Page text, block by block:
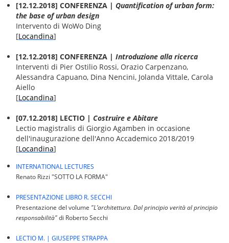
[12.12.2018] CONFERENZA | Quantification of urban form:
the base of urban design
Intervento di WoWo Ding
[Locandina]
[12.12.2018] CONFERENZA | Introduzione alla ricerca
Interventi di Pier Ostilio Rossi, Orazio Carpenzano,
Alessandra Capuano, Dina Nencini, Jolanda Vittale, Carola
Aiello
[Locandina]
[07.12.2018] LECTIO | Costruire e Abitare
Lectio magistralis di Giorgio Agamben in occasione
dell'inaugurazione dell'Anno Accademico 2018/2019
[Locandina]
INTERNATIONAL LECTURES
Renato Rizzi "SOTTO LA FORMA"
PRESENTAZIONE LIBRO R. SECCHI
Presentazione del volume "L’architettura. Dal principio verità al principio
responsabilità"di Roberto Secchi
LECTIO M. | GIUSEPPE STRAPPA